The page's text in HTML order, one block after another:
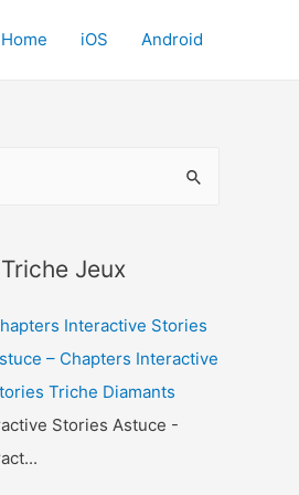
Home iOS Android
Jeux
Interactive Stories
– Chapters Interactive
Triche Diamants
Stories Astuce -